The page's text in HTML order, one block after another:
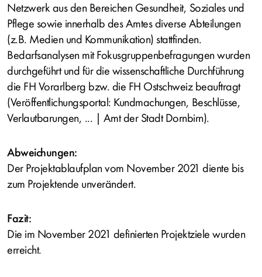
Netzwerk aus den Bereichen Gesundheit, Soziales und
Pflege sowie innerhalb des Amtes diverse Abteilungen
(z.B. Medien und Kommunikation) stattfinden.
Bedarfsanalysen mit Fokusgruppenbefragungen wurden
durchgeführt und für die wissenschaftliche Durchführung
die FH Vorarlberg bzw. die FH Ostschweiz beauftragt
(Veröffentlichungsportal: Kundmachungen, Beschlüsse,
Verlautbarungen, ... | Amt der Stadt Dornbirn).
Abweichungen:
Der Projektablaufplan vom November 2021 diente bis
zum Projektende unverändert.
Fazit:
Die im November 2021 definierten Projektziele wurden
erreicht.